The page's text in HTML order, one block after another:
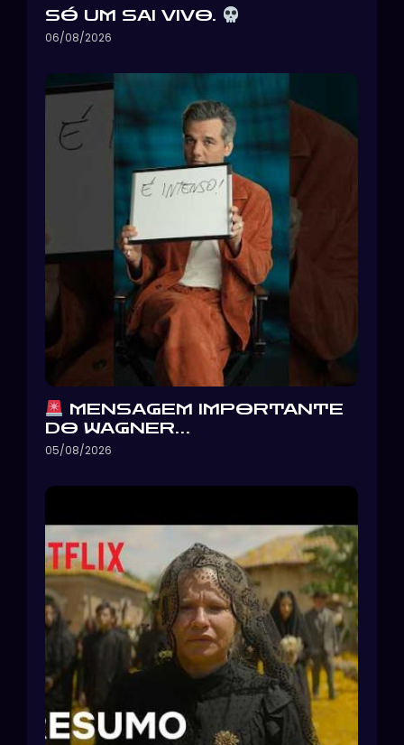
SÓ UM SAI VIVO.
06/08/2026
MENSAGEM IMPORTANTE
DO WAGNER…
05/08/2026